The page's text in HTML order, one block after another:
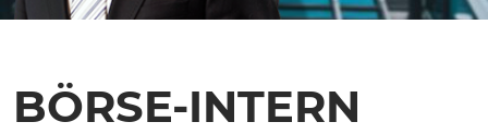
BÖRSE-INTERN